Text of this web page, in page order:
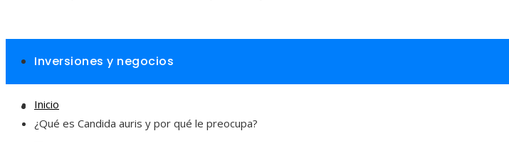
Inversiones y negocios
Responsabilidad social
Inicio
¿Qué es Candida auris y por qué le preocupa?